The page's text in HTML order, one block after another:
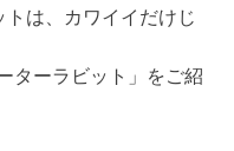
トは、カワイイだけじ
ターラビット」をご紹